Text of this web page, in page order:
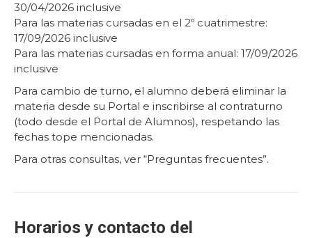
30/04/2026 inclusive
Para las materias cursadas en el 2º cuatrimestre:
17/09/2026 inclusive
Para las materias cursadas en forma anual: 17/09/2026
inclusive
Para cambio de turno, el alumno deberá eliminar la
materia desde su Portal e inscribirse al contraturno
(todo desde el Portal de Alumnos), respetando las
fechas tope mencionadas.
Para otras consultas, ver “Preguntas frecuentes”.
Horarios y contacto del